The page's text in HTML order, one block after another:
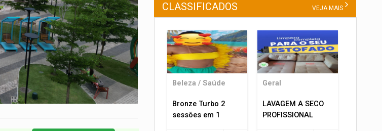
CLASSIFICADOS VEJA MAIS
Beleza / Saúde
Bronze Turbo 2
sessões em 1
Geral
LAVAGEM A SECO
PROFISSIONAL